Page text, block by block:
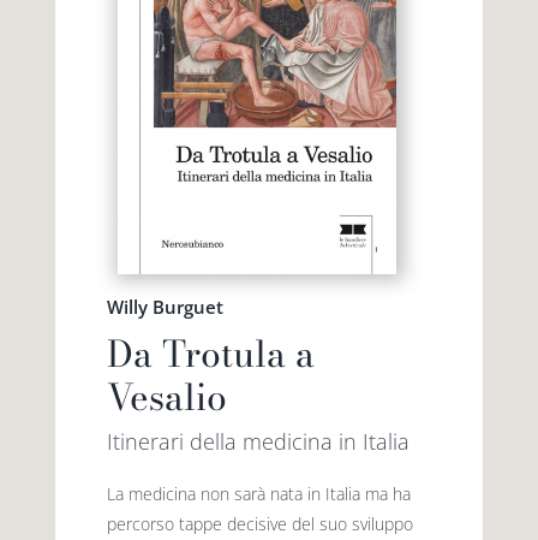
Willy Burguet
Da Trotula a
Vesalio
Itinerari della medicina in Italia
La medicina non sarà nata in Italia ma ha
percorso tappe decisive del suo sviluppo